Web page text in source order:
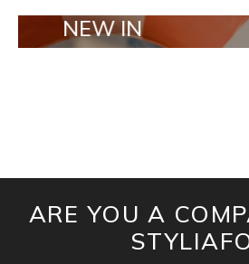
ARE YOU A